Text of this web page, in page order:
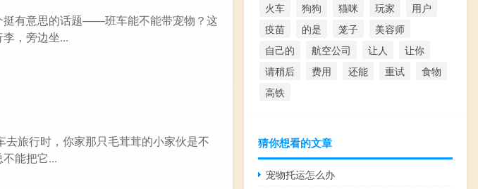
挺有意思的话题——班车能不能带宠物？这
，旁边坐...
旅行时，你家那只毛茸茸的小家伙是不
能把它...
火车
狗狗 猫咪 玩家
用户
疫苗
的是 笼子
美容师
自己的
航空公司 让人
让你
请稍后
费用 还能 重试
食物
高铁
猜你想看的文章
宠物托运怎么办